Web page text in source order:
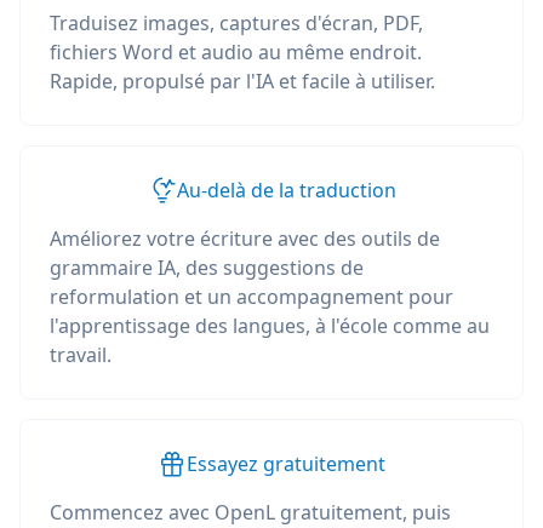
Traduisez images, captures d'écran, PDF,
fichiers Word et audio au même endroit.
Rapide, propulsé par l'IA et facile à utiliser.
Au-delà de la traduction
Améliorez votre écriture avec des outils de
grammaire IA, des suggestions de
reformulation et un accompagnement pour
l'apprentissage des langues, à l'école comme au
travail.
Essayez gratuitement
Commencez avec OpenL gratuitement, puis